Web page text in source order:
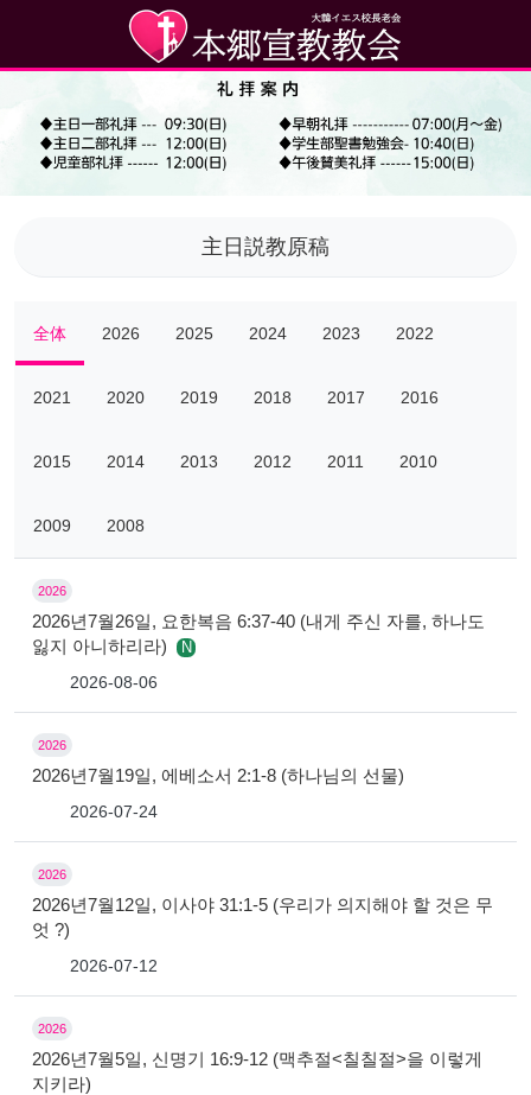
主日説教原稿
全体 2026 2025 2024 2023 2022
2021 2020 2019 2018 2017 2016
2015 2014 2013 2012 2011 2010
2009 2008
2026
2026년7월26일, 요한복음 6:37-40 (내게 주신 자를, 하나도
잃지 아니하리라)
N
2026-08-06
2026
2026년7월19일, 에베소서 2:1-8 (하나님의 선물)
2026-07-24
2026
2026년7월12일, 이사야 31:1-5 (우리가 의지해야 할 것은 무
엇 ?)
2026-07-12
2026
2026년7월5일, 신명기 16:9-12 (맥추절<칠칠절>을 이렇게
지키라)